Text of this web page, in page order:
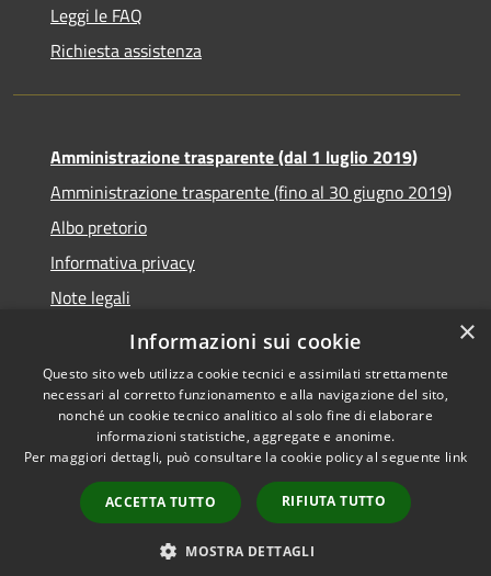
Leggi le FAQ
Richiesta assistenza
Amministrazione trasparente (dal 1 luglio 2019)
Amministrazione trasparente (fino al 30 giugno 2019)
Albo pretorio
Informativa privacy
Note legali
Dichiarazione di accessibilità
Accessibilità
Copyright © 2026 • Comune di
Santa Teresa di Riva • Powered
byMunicipium
Accesso
redazione
×
Informazioni sui cookie
Questo sito web utilizza cookie tecnici e assimilati strettamente
necessari al corretto funzionamento e alla navigazione del sito,
nonché un cookie tecnico analitico al solo fine di elaborare
informazioni statistiche, aggregate e anonime.
Per maggiori dettagli, può consultare la cookie policy al seguente link
ACCETTA TUTTO RIFIUTA TUTTO
MOSTRA DETTAGLI